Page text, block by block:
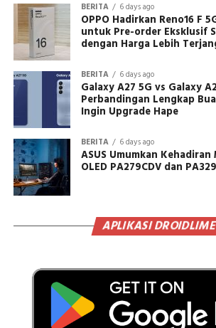
BERITA 6 days ago
OPPO Hadirkan Reno16 F
untuk Pre-order Eksklusif
dengan Harga Lebih
BERITA 6 days ago
Galaxy A27 5G vs Galaxy
Perbandingan Lengkap
Ingin Upgrade Hape
BERITA 6 days ago
ASUS Umumkan
OLED PA279CDV dan
APLIKASI DROIDLIME